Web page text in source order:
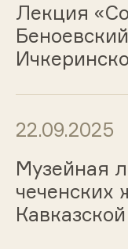
Лекция
22.09.2025
Музейная
чеченских